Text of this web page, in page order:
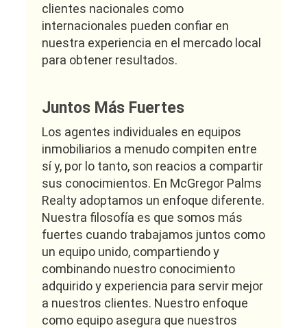
clientes nacionales como
internacionales pueden confiar en
nuestra experiencia en el mercado local
para obtener resultados.
Juntos Más Fuertes
Los agentes individuales en equipos
inmobiliarios a menudo compiten entre
sí y, por lo tanto, son reacios a compartir
sus conocimientos. En McGregor Palms
Realty adoptamos un enfoque diferente.
Nuestra filosofía es que somos más
fuertes cuando trabajamos juntos como
un equipo unido, compartiendo y
combinando nuestro conocimiento
adquirido y experiencia para servir mejor
a nuestros clientes. Nuestro enfoque
como equipo asegura que nuestros